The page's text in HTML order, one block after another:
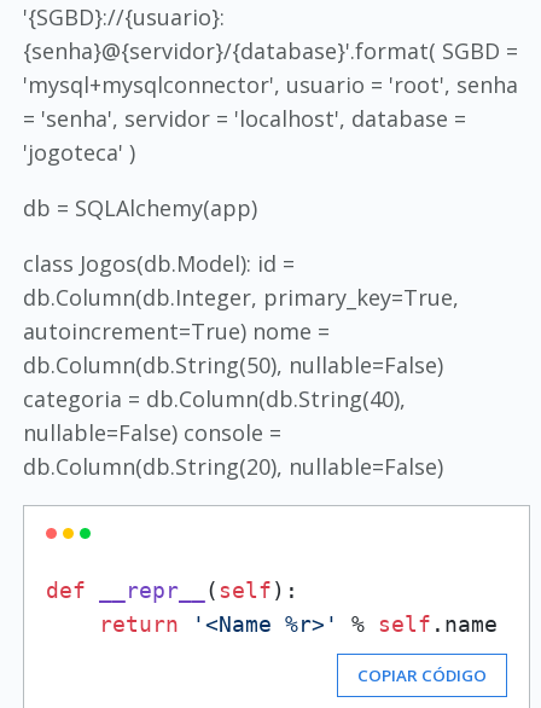
'{SGBD}://{usuario}:
{senha}@{servidor}/{database}'.format( SGBD =
'mysql+mysqlconnector', usuario = 'root', senha
= 'senha', servidor = 'localhost', database =
'jogoteca' )
db = SQLAlchemy(app)
class Jogos(db.Model): id =
db.Column(db.Integer, primary_key=True,
autoincrement=True) nome =
db.Column(db.String(50), nullable=False)
categoria = db.Column(db.String(40),
nullable=False) console =
db.Column(db.String(20), nullable=False)
def __repr__ (self):
return
'<Name %r>' % self
COPIAR CÓDIGO